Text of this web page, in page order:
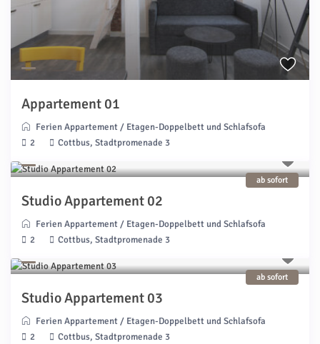
Appartement 01
Ferien Appartement / Etagen-Doppelbett und Schlafsofa
2
Cottbus, Stadtpromenade 3
ab sofort
Studio Appartement 02
Ferien Appartement / Etagen-Doppelbett und Schlafsofa
2
Cottbus, Stadtpromenade 3
ab sofort
Studio Appartement 03
Ferien Appartement / Etagen-Doppelbett und Schlafsofa
2
Cottbus, Stadtpromenade 3